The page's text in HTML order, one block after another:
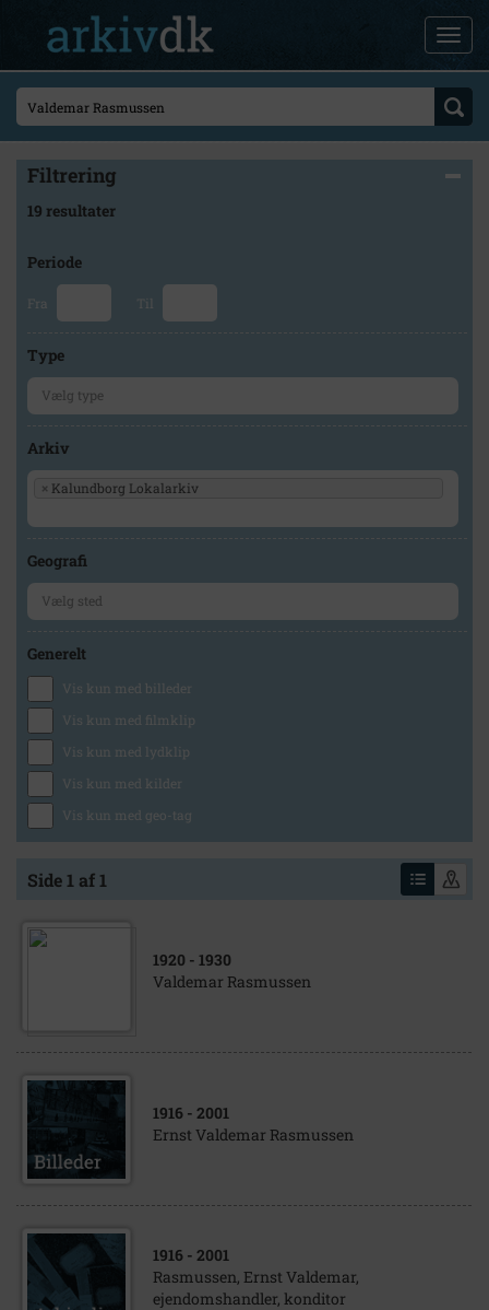
Filtrering
19 resultater
Periode
Fra Til
Type
Arkiv
× Kalundborg Lokalarkiv
Geografi
Generelt
Vis kun med billeder
Vis kun med filmklip
Vis kun med lydklip
Vis kun med kilder
Vis kun med geo-tag
Side 1 af 1
1920 - 1930
Valdemar Rasmussen
1916 - 2001
Ernst Valdemar Rasmussen
1916 - 2001
Rasmussen, Ernst Valdemar,
ejendomshandler, konditor